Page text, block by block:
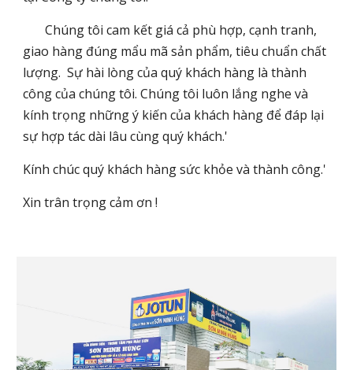
Chúng tôi cam kết giá cả phù hợp, cạnh tranh,
giao hàng đúng mẩu mã sản phẩm, tiêu chuẩn chất
lượng. Sự hài lòng của quý khách hàng là thành
công của chúng tôi. Chúng tôi luôn lắng nghe và
kính trọng những ý kiến của khách hàng để đáp lại
sự hợp tác dài lâu cùng quý khách.'
Kính chúc quý khách hàng sức khỏe và thành công.'
Xin trân trọng cảm ơn !